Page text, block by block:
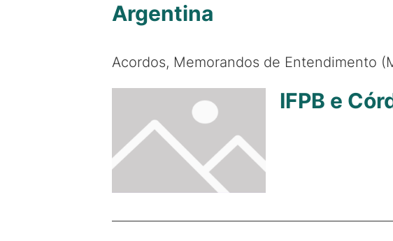
Argentina
Acordos, Memorandos de Entendimento
IFPB e